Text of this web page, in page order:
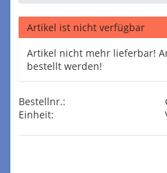
Artikel ist nicht verfügbar
Artikel nicht mehr lieferbar!
bestellt werden!
Bestellnr.:
Einheit: